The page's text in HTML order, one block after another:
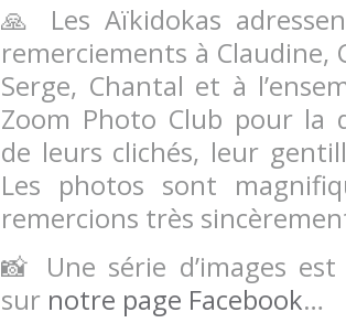
🙏 Les Aïkidokas
remerciements à Claudine,
Serge, Chantal et à
Zoom Photo Club pour la
de leurs clichés, leur
Les photos sont
remercions très
📸 Une série d’images
sur notre page Facebook…